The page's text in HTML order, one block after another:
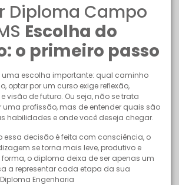
Diploma Campo
Escolha do
o primeiro passo
escolha importante: qual caminho
optar por um curso exige reflexão,
visão de futuro. Ou seja, não se trata
uma profissão, mas de entender quais são
habilidades e onde você deseja chegar.
essa decisão é feita com consciência, o
se torna mais leve, produtivo e
o diploma deixa de ser apenas um
a representar cada etapa da sua
Engenharia